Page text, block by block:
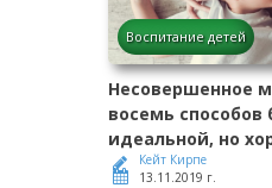
Воспитание детей
Несовершенное
восемь способов
идеальной, но
Кейт Кирпе
13.11.2019 г.